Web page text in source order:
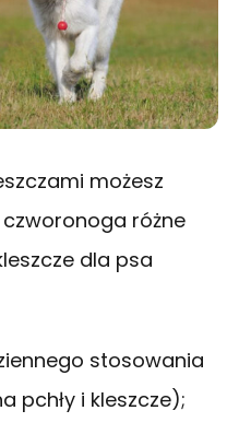
możesz
różne
dla psa
stosowania
pchły i kleszcze);